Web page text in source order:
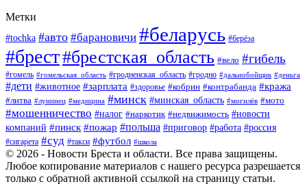
Метки
#tochka #авто #барановичи #беларусь #берёза
#брест#брестская_область #вело #гибель
#гомель #гомельская_область #гродненская_область #гродно #дальнобойщик #деньга
#дети #животное #зарплата #здоровье #кобрин #контрабанда #кража
#литва #лунинец #медицина #минск #минская_область #могилёв #мото
#мошенничество #налог #наркотик #недвижимость #новости
компаний #пинск #пожар #польша #приговор #работа #россия
#сигарета #суд #такси #футбол #школа
© 2026 - Новости Бреста и области. Все права защищены.
Любое копирование материалов с нашего ресурса разрешается
только с обратной активной ссылкой на страницу статьи.